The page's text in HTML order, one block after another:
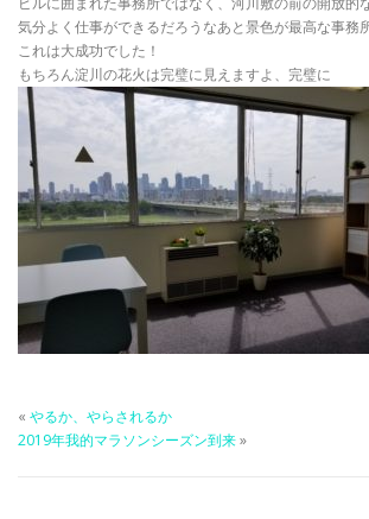
気分よく仕事ができるだろうなあと景色が最高な事務
これは大成功でした！
もちろん淀川の花火は完璧に見えますよ、完璧に
« やるか、やらされるか
2019年我的マラソンシーズン到来»